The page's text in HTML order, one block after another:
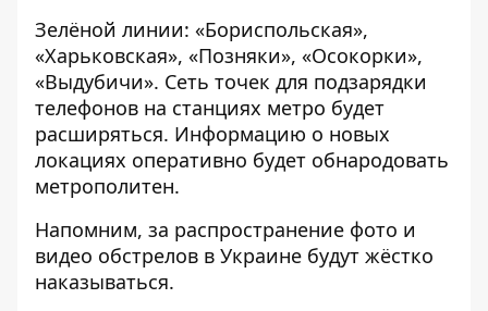
Зелёной линии: «Бориспольская»,
«Харьковская», «Позняки», «Осокорки»,
«Выдубичи». Сеть точек для подзарядки
телефонов на станциях метро будет
расширяться. Информацию о новых
локациях оперативно будет обнародовать
метрополитен.
Напомним, за распространение фото и
видео обстрелов в Украине будут жёстко
наказываться.